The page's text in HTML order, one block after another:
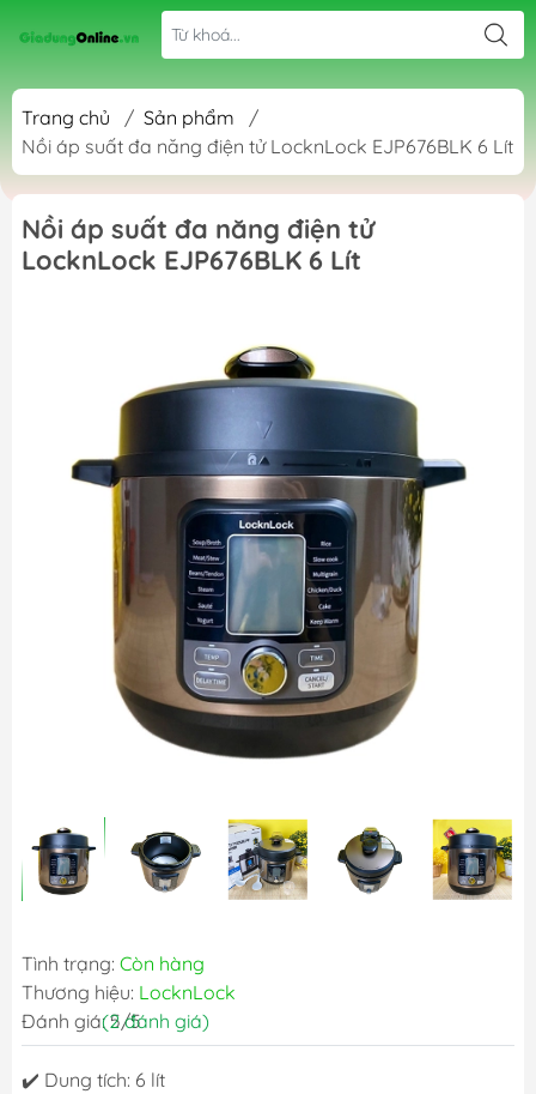
Trang chủ / Sản phẩm
/
Nồi áp suất đa năng điện tử LocknLock EJP676BLK 6 Lít
Nồi áp suất đa năng điện tử
LocknLock EJP676BLK 6 Lít
Tình trạng: Còn hàng
Thương hiệu: LocknLock
Đánh giá: 5/5(2 đánh giá)
✔️ Dung tích: 6 lít